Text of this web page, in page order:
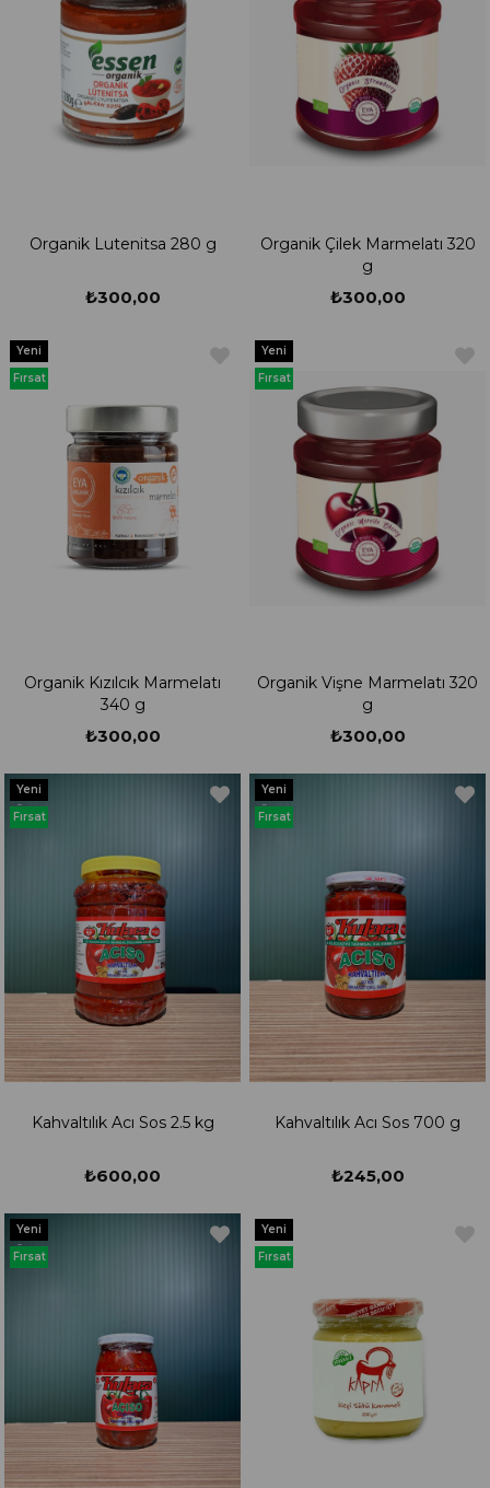
Organik Lutenitsa 280 g
₺300,00
Organik Çilek Marmelatı 320
g
₺300,00
Organik Kızılcık Marmelatı
340 g
₺300,00
Yeni
Ürün
Fırsat
Organik Vişne Marmelatı 320
g
₺300,00
Yeni
Ürün
Fırsat
Kahvaltılık Acı Sos 2.5 kg
₺600,00
Yeni
Ürün
Fırsat
Kahvaltılık Acı Sos 700 g
₺245,00
Yeni
Ürün
Fırsat
Yeni
Ürün
Fırsat
Yeni
Ürün
Fırsat